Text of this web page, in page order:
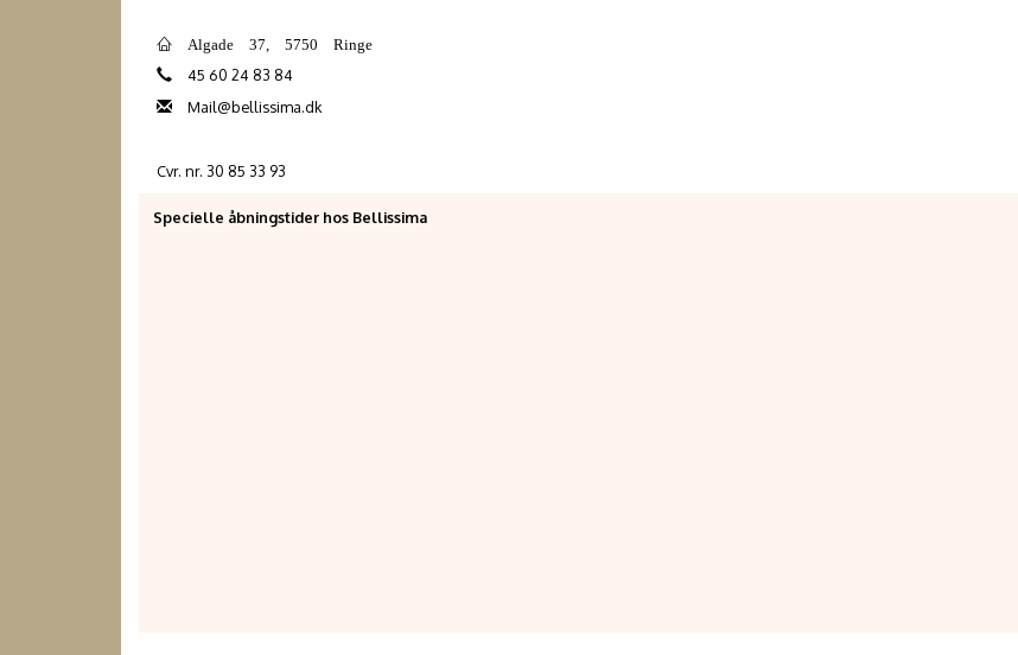
Algade 37, 5750 Ringe
45 60 24 83 84
Mail@bellissima.dk
Cvr. nr. 30 85 33 93
Specielle åbningstider hos Bellissima